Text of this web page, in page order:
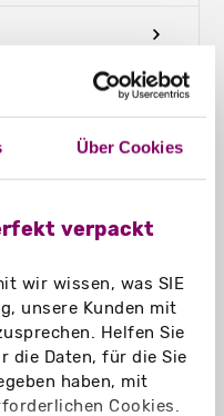
Über Cookies
verpackt
wir wissen, was SIE
unsere Kunden mit
Helfen Sie
die Daten, für die Sie
haben, mit
Cookies.
0427
L - 50 mm